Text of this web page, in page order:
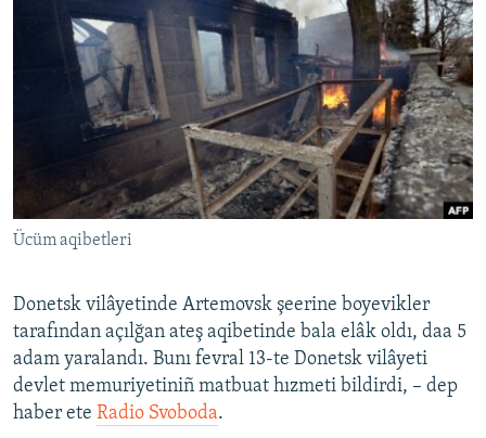
SÜRET
BLOGLAR
FİKİR
Українською
QOŞULIÑIZ!
RFE/RS bütün saytları
Ücüm aqibetleri
Donetsk vilâyetinde Artemovsk şeerine boyevikler
tarafından açılğan ateş aqibetinde bala elâk oldı, daa 5
adam yaralandı. Bunı fevral 13-te Donetsk vilâyeti
devlet memuriyetiniñ matbuat hızmeti bildirdi, – dep
haber ete Radio Svoboda.